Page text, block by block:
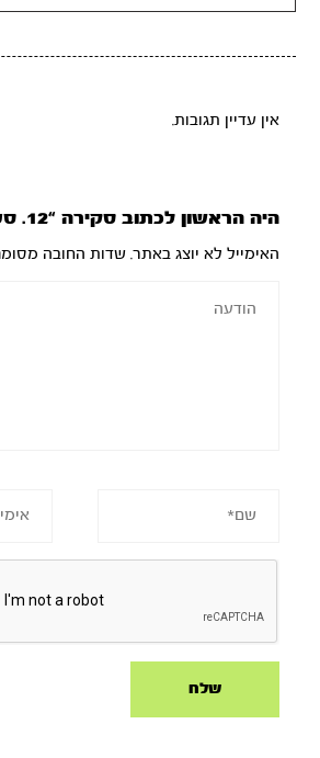
אין עדיין תגובות.
היה הראשון לכתוב סקירה “12. סעיף נ”ה”
האימייל לא יוצג באתר. שדות החובה